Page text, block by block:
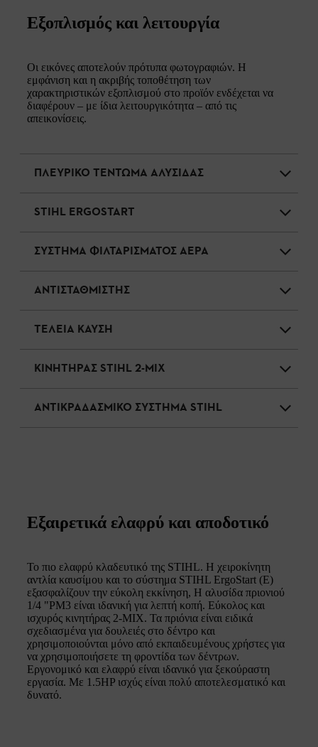
Εξοπλισμός και λειτουργία
Οι εικόνες αποτελούν πρότυπα φωτογραφιών. Η
εμφάνιση και η ακριβής τοποθέτηση των
χαρακτηριστικών εξοπλισμού στο προϊόν ενδέχεται να
διαφέρουν – με ίδια λειτουργικότητα – από τις
απεικονίσεις.
ΠΛΕΥΡΙΚΟ ΤΕΝΤΩΜΑ ΑΛΥΣΙΔΑΣ
STIHL ERGOSTART
ΣΥΣΤΗΜΑ ΦΙΛΤΑΡΙΣΜΑΤΟΣ ΑΕΡΑ
ΑΝΤΙΣΤΑΘΜΙΣΤΗΣ
ΤΕΛΕΙΑ ΚΑΥΣΗ
ΚΙΝΗΤΗΡΑΣ STIHL 2-MIX
ΑΝΤΙΚΡΑΔΑΣΜΙΚΟ ΣΥΣΤΗΜΑ STIHL
Εξαιρετικά ελαφρύ και αποδοτικό
Το πιο ελαφρύ κλαδευτικό της STIHL. Η χειροκίνητη
αντλία καυσίμου και το σύστημα STIHL ErgoStart (E)
εξασφαλίζουν την εύκολη εκκίνηση, Η αλυσίδα πριονιού
1/4 "PM3 είναι ιδανική για λεπτή κοπή. Εύκολος και
ισχυρός κινητήρας 2-MIX. Τα πριόνια είναι ειδικά
σχεδιασμένα για δουλειές στο δέντρο και
χρησιμοποιούνται μόνο από εκπαιδευμένους χρήστες για
να χρησιμοποιήσετε τη φροντίδα των δέντρων.
Εργονομικό και ελαφρύ είναι ιδανικό για ξεκούραστη
εργασία. Με 1.5HP ισχύς είναι πολύ αποτελεσματικό και
δυνατό.